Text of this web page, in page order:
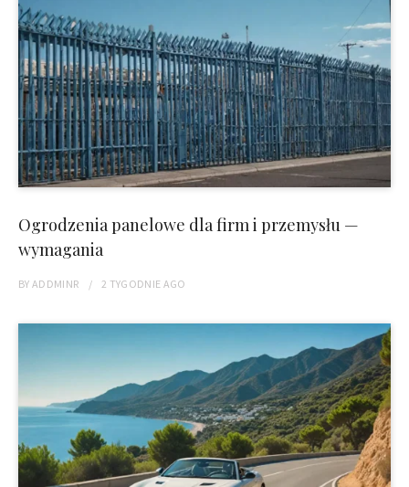
Ogrodzenia panelowe dla firm i przemysłu —
wymagania
BYADDMINR 2 TYGODNIE AGO